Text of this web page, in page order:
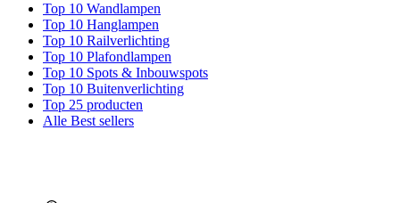
Top 10 Wandlampen
Top 10 Hanglampen
Top 10 Railverlichting
Top 10 Plafondlampen
Top 10 Spots & Inbouwspots
Top 10 Buitenverlichting
Top 25 producten
Alle Best sellers